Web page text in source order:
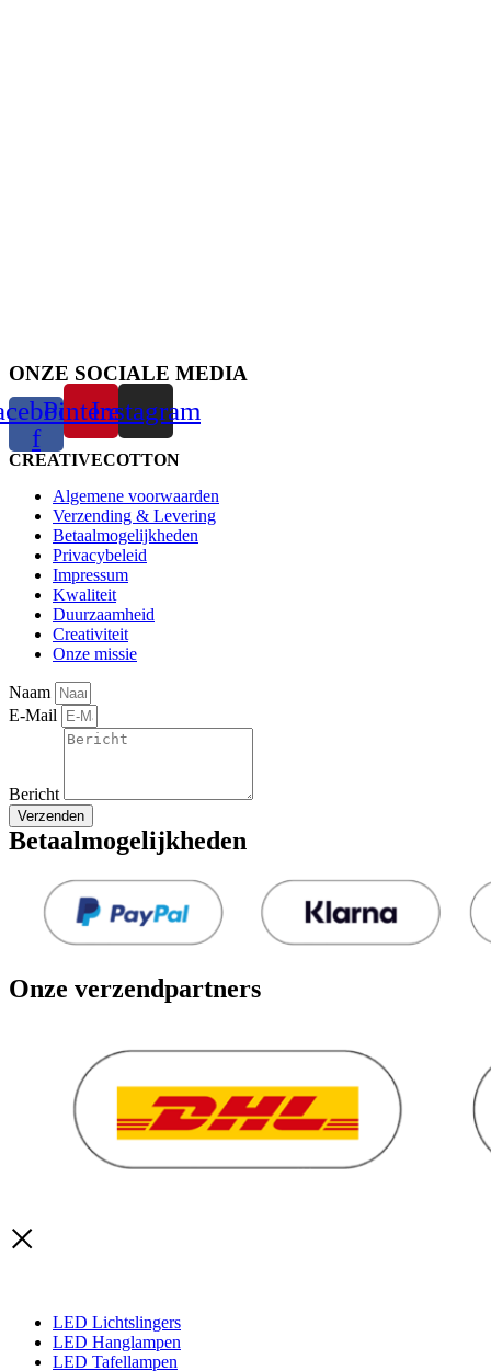
ONZE SOCIALE MEDIA
f
PinterestInstagram
CREATIVECOTTON
Algemene voorwaarden
Verzending & Levering
Betaalmogelijkheden
Privacybeleid
Impressum
Kwaliteit
Duurzaamheid
Creativiteit
Onze missie
Naam
E-Mail
Bericht
Verzenden
Betaalmogelijkheden
Onze verzendpartners
LED Lichtslingers
LED Hanglampen
LED Tafellampen